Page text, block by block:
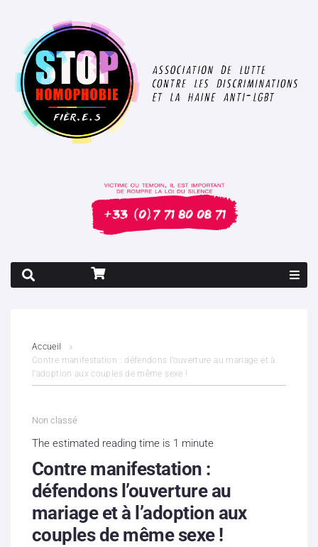
Contenus litigieux
Boutique
Partenaires
Contacts
Accueil
Contre manifestation : défendons l’ouverture au mariage et à
l’adoption aux couples de même sexe !
Non classé
The estimated reading time is 1 minute
Contre manifestation :
défendons l’ouverture au
mariage et à l’adoption aux
couples de même sexe !